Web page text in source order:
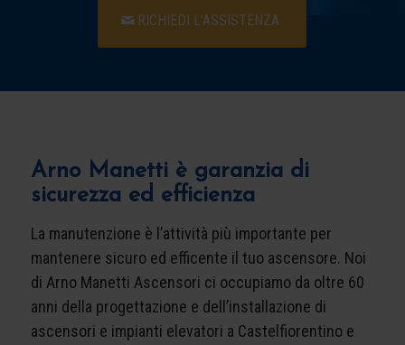
RICHIEDI L’ASSISTENZA
Arno Manetti è garanzia di
sicurezza ed efficienza
La manutenzione è l’attività più importante per
mantenere sicuro ed efficente il tuo ascensore. Noi
di Arno Manetti Ascensori ci occupiamo da oltre 60
anni della progettazione e dell’installazione di
ascensori e impianti elevatori a Castelfiorentino e